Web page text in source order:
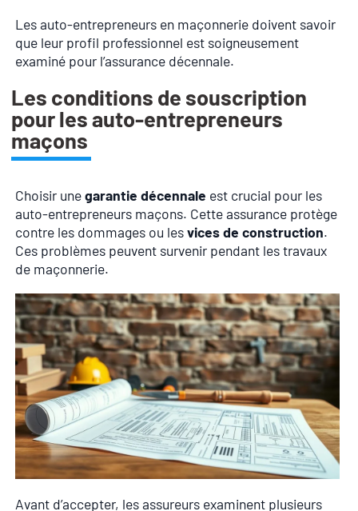
Les auto-entrepreneurs en maçonnerie doivent savoir
que leur profil professionnel est soigneusement
examiné pour l’assurance décennale.
Les conditions de souscription
pour les auto-entrepreneurs
maçons
Choisir unegarantie décennale est crucial pour les
auto-entrepreneurs maçons. Cette assurance protège
contre les dommages ou lesvices de construction.
Ces problèmes peuvent survenir pendant les travaux
de maçonnerie.
Avant d’accepter, les assureurs examinent plusieurs